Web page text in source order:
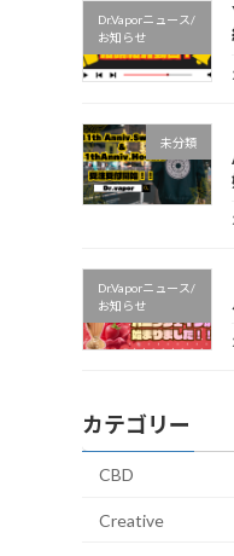
Dr.Vaporニュース/
お知らせ
未分類
Dr.Vaporニュース/
お知らせ
カテゴリー
CBD
Creative